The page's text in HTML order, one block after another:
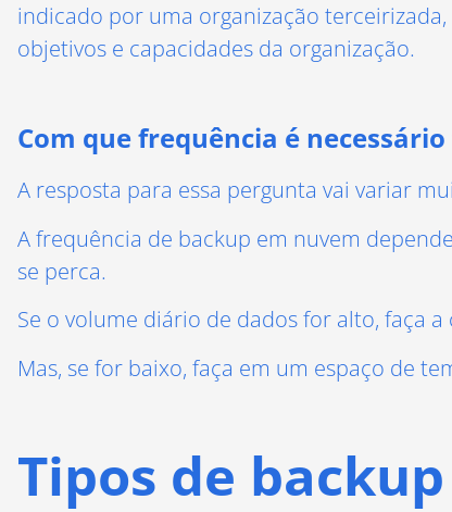
indicado por uma organização terceirizada,
objetivos e capacidades da organização.
Com que frequência é
A resposta para essa pergunta vai variar
A frequência de backup em nuvem
se perca.
Se o volume diário de dados for alto, faça
Mas, se for baixo, faça em um espaço de
Tipos de